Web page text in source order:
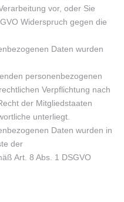
vor, oder Sie
Widerspruch gegen die
Daten wurden
personenbezogenen
Verpflichtung nach
der Mitgliedstaaten
unterliegt.
Daten wurden in
der
Art. 8 Abs. 1 DSGVO